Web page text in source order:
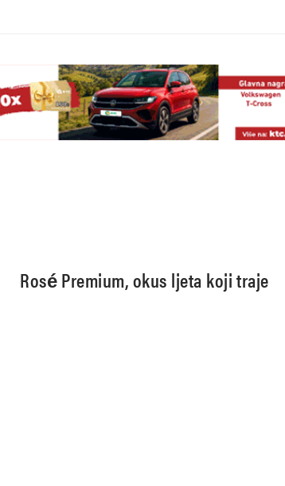
Rosé Premium, okus ljeta koji traje